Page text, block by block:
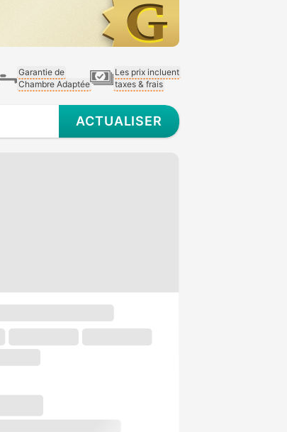
Garantie de
Chambre Adaptée
Les prix incluent
taxes & frais
ACTUALISER